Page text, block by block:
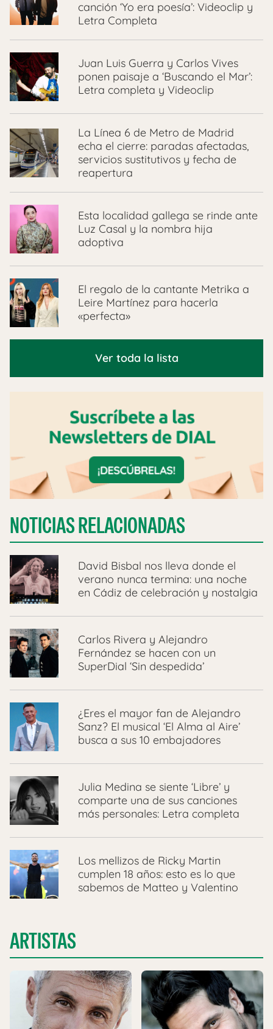
canción ‘Yo era poesía’: Videoclip y
Letra Completa
Juan Luis Guerra y Carlos Vives
ponen paisaje a ‘Buscando el Mar’:
Letra completa y Videoclip
La Línea 6 de Metro de Madrid
echa el cierre: paradas afectadas,
servicios sustitutivos y fecha de
reapertura
Esta localidad gallega se rinde ante
Luz Casal y la nombra hija
adoptiva
El regalo de la cantante Metrika a
Leire Martínez para hacerla
«perfecta»
Ver toda la lista
NOTICIAS RELACIONADAS
David Bisbal nos lleva donde el
verano nunca termina: una noche
en Cádiz de celebración y nostalgia
Carlos Rivera y Alejandro
Fernández se hacen con un
SuperDial ‘Sin despedida’
¿Eres el mayor fan de Alejandro
Sanz? El musical ‘El Alma al Aire’
busca a sus 10 embajadores
Julia Medina se siente ‘Libre’ y
comparte una de sus canciones
más personales: Letra completa
Los mellizos de Ricky Martin
cumplen 18 años: esto es lo que
sabemos de Matteo y Valentino
ARTISTAS